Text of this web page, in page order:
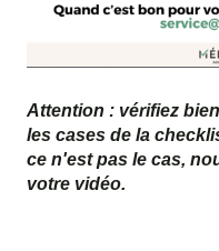
Attention : vérifiez
les cases de la
ce n'est pas le cas,
votre vidéo.